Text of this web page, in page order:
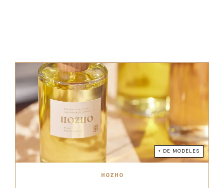
+ DE MODÈLES
HOZHO